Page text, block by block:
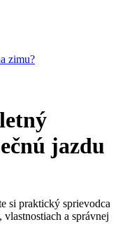
zimu?
jazdu
si praktický sprievodca
a správnej